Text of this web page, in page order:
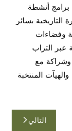
برامج أنشطة
التاريخية بسائر
وفضاءات
عبر التراب
وشراكة مع
المنتخبة
التالي